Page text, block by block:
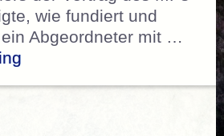
wie fundiert und
Abgeordneter mit …
„Sechstes Europäisches